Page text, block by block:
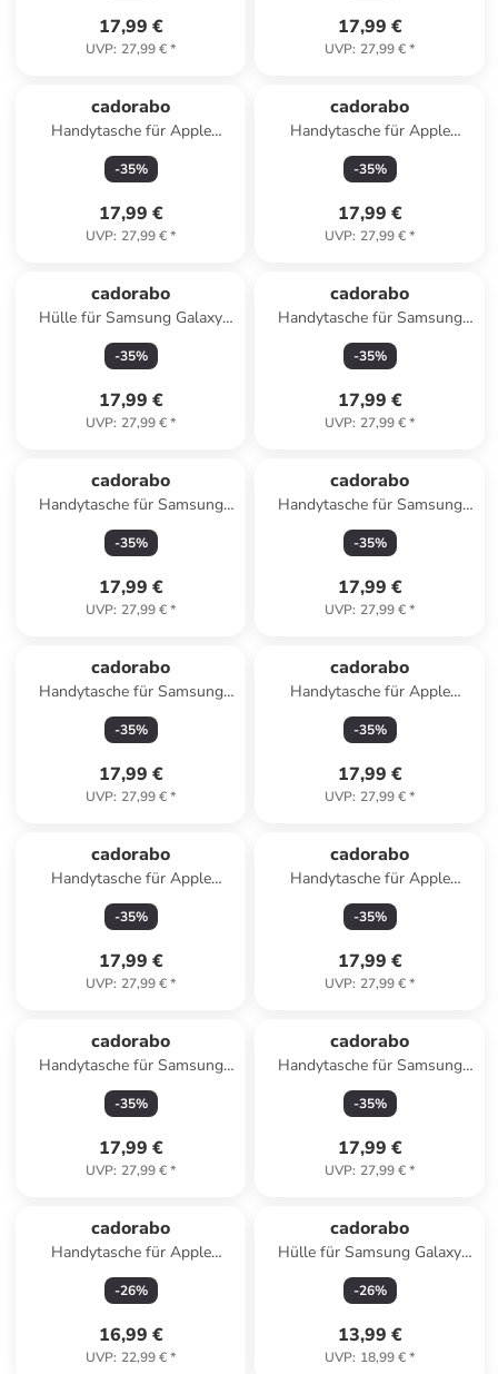
17,99 €
UVP: 27,99 €*
17,99 €
UVP: 27,99 €*
cadorabo
Handytasche für Apple
iPhone 4 / 4S Hülle
Umhängetasche in Braun
-35%
17,99 €
UVP: 27,99 €*
cadorabo
Handytasche für Apple
iPhone 5 / 5S / SE 2016 Hülle
Umhängetasche in Braun
-35%
17,99 €
UVP: 27,99 €*
cadorabo
Hülle für Samsung Galaxy
A91 / S10 LITE / M80s in
Braun
-35%
17,99 €
UVP: 27,99 €*
cadorabo
Handytasche für Samsung
Galaxy M53 5G Hülle
Umhängetasche in Braun
-35%
17,99 €
UVP: 27,99 €*
cadorabo
Handytasche für Samsung
Galaxy WAVE Y Hülle
Umhängetasche in Braun
-35%
17,99 €
UVP: 27,99 €*
cadorabo
Handytasche für Samsung
Galaxy CORE 2 Hülle
Umhängetasche in Braun
-35%
17,99 €
UVP: 27,99 €*
cadorabo
Handytasche für Samsung
Galaxy FAME Hülle
Umhängetasche in Braun
-35%
17,99 €
UVP: 27,99 €*
cadorabo
Handytasche für Apple
iPhone SE 2020 Hülle
Umhängetasche in Braun
-35%
17,99 €
UVP: 27,99 €*
cadorabo
Handytasche für Apple
iPhone 8 PLUS Hülle
Umhängetasche in Braun
-35%
17,99 €
UVP: 27,99 €*
cadorabo
Handytasche für Apple
iPhone 5C Hülle
Umhängetasche in Braun
-35%
17,99 €
UVP: 27,99 €*
cadorabo
Handytasche für Samsung
Galaxy A5 2018 Hülle
Umhängetasche in Braun
-35%
17,99 €
UVP: 27,99 €*
cadorabo
Handytasche für Samsung
Galaxy NOTE 4 Hülle
Umhängetasche in Rot
-35%
17,99 €
UVP: 27,99 €*
cadorabo
Handytasche für Apple
iPhone 17 PRO MAX Hülle
Umhängetasche in Rot
-26%
16,99 €
UVP: 22,99 €*
cadorabo
Hülle für Samsung Galaxy
S24 Glitzer Schutzhülle in
Grau
-26%
13,99 €
UVP: 18,99 €*